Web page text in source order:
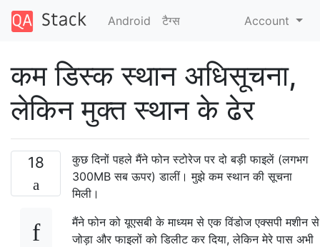
Android टैग्‍स Account
कम डिस्क स्थान अधिसूचना,
लेकिन मुक्त स्थान के ढेर
18
कुछ दिनों पहले मैंने फोन स्टोरेज पर दो बड़ी फाइलें (लगभग
300MB सब ऊपर) डालीं। मुझे कम स्थान की सूचना
मिली।
मैंने फोन को यूएसबी के माध्यम से एक विंडोज एक्सपी मशीन से
जोड़ा और फाइलों को डिलीट कर दिया, लेकिन मेरे पास अभी